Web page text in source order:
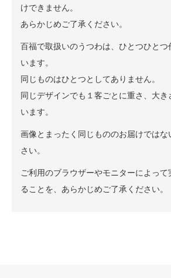
けできません。
あらかじめご了承ください。
百福で取扱いのうつわは、ひとつひとつ
います。
同じものはひとつとしてありません。
同じデザインでも１客ごとに重さ、大
います。
画像とまったく同じもののお届けでは
さい。
ご利用のブラウザーやモニターによっ
ることを、あらかじめご了承ください。